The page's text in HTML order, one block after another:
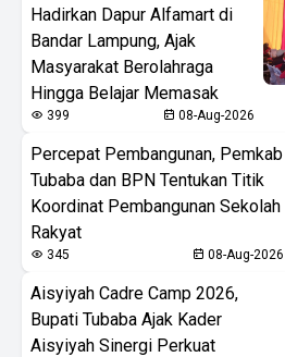
Hadirkan Dapur Alfamart di
Bandar Lampung, Ajak
Masyarakat Berolahraga
Hingga Belajar Memasak
399 08-Aug-2026
Percepat Pembangunan, Pemkab
Tubaba dan BPN Tentukan Titik
Koordinat Pembangunan Sekolah
Rakyat
345 08-Aug-2026
Aisyiyah Cadre Camp 2026,
Bupati Tubaba Ajak Kader
Aisyiyah Sinergi Perkuat